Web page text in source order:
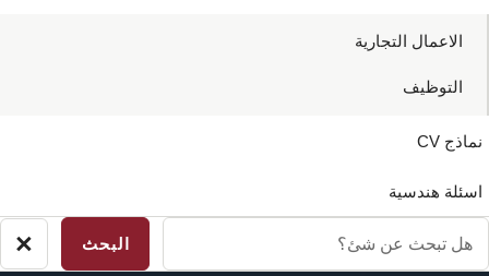
الاعمال التجارية
التوظيف
نماذج CV
اسئلة هندسية
تبحث
×